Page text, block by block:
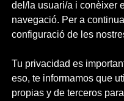
del/la usuari/a i conèixer
navegació. Per a
configuració de les
Tu privacidad es
eso, te informamos que
propias y de terceros
09. ÁRABE
10. JAPONÉS
11. RUSO
12.NEERLANDÉS
14. INTENSIVE SPANISH
CARTA RESERVA DE PLAZA
RESERVA DE PLAZA (CAMPUS)